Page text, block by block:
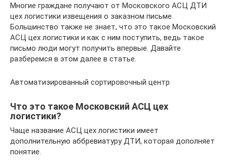
Многие граждане получают от Московского АСЦ ДТИ
цех логистики извещения о заказном письме.
Большинство также не знает, что это такое Московский
АСЦ цех логистики и как с ним поступить, ведь такое
письмо люди могут получить впервые. Давайте
разберемся в этом далее в статье.
Автоматизированный сортировочный центр
Что это такое Московский АСЦ цех
логистики?
Чаще название АСЦ цех логистики имеет
дополнительную аббревиатуру ДТИ, которая дополняет
понятие.